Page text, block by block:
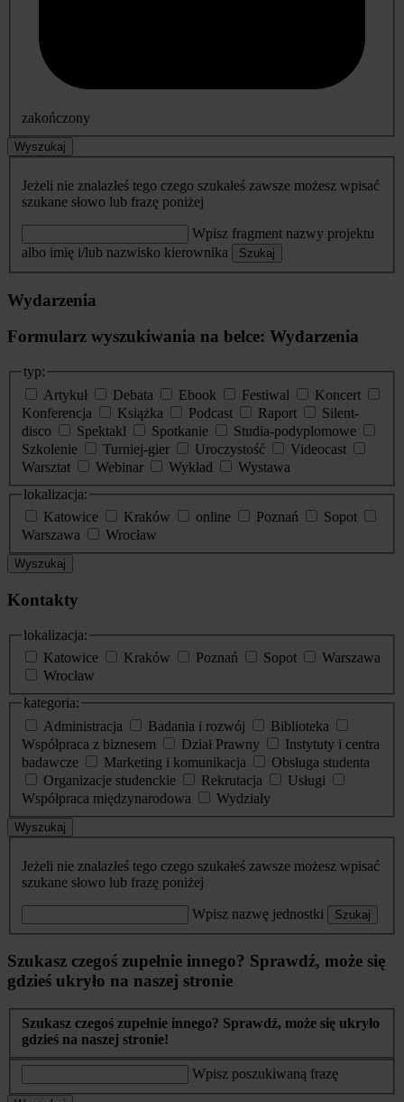
zakończony
Wyszukaj
Jeżeli nie znalazłeś tego czego szukałeś zawsze możesz wpisać
szukane słowo lub frazę poniżej
Wpisz fragment nazwy projektu
albo imię i/lub nazwisko kierownika
Szukaj
Wydarzenia
Formularz wyszukiwania na belce: Wydarzenia
typ:
Artykuł
Debata Ebook Festiwal
Koncert
Konferencja
Książka Podcast Raport
Silent-
disco
Spektakl Spotkanie
Studia-podyplomowe
Szkolenie
Turniej-gier Uroczystość
Videocast
Warsztat
Webinar Wykład
Wystawa
lokalizacja:
Katowice
Kraków online Poznań
Sopot
Warszawa
Wrocław
Wyszukaj
Kontakty
lokalizacja:
Katowice
Kraków Poznań Sopot
Warszawa
Wrocław
kategoria:
Administracja
Badania i rozwój
Biblioteka
Współpraca z biznesem
Dział Prawny
Instytuty i centra
badawcze
Marketing i komunikacja
Obsługa studenta
Organizacje studenckie
Rekrutacja
Usługi
Współpraca międzynarodowa
Wydziały
Wyszukaj
Jeżeli nie znalazłeś tego czego szukałeś zawsze możesz wpisać
szukane słowo lub frazę poniżej
Wpisz nazwę jednostki Szukaj
Szukasz czegoś zupełnie innego? Sprawdź, może się
gdzieś ukryło na naszej stronie
Szukasz czegoś zupełnie innego? Sprawdź, może się ukryło
gdzieś na naszej stronie!
Wpisz poszukiwaną frazę